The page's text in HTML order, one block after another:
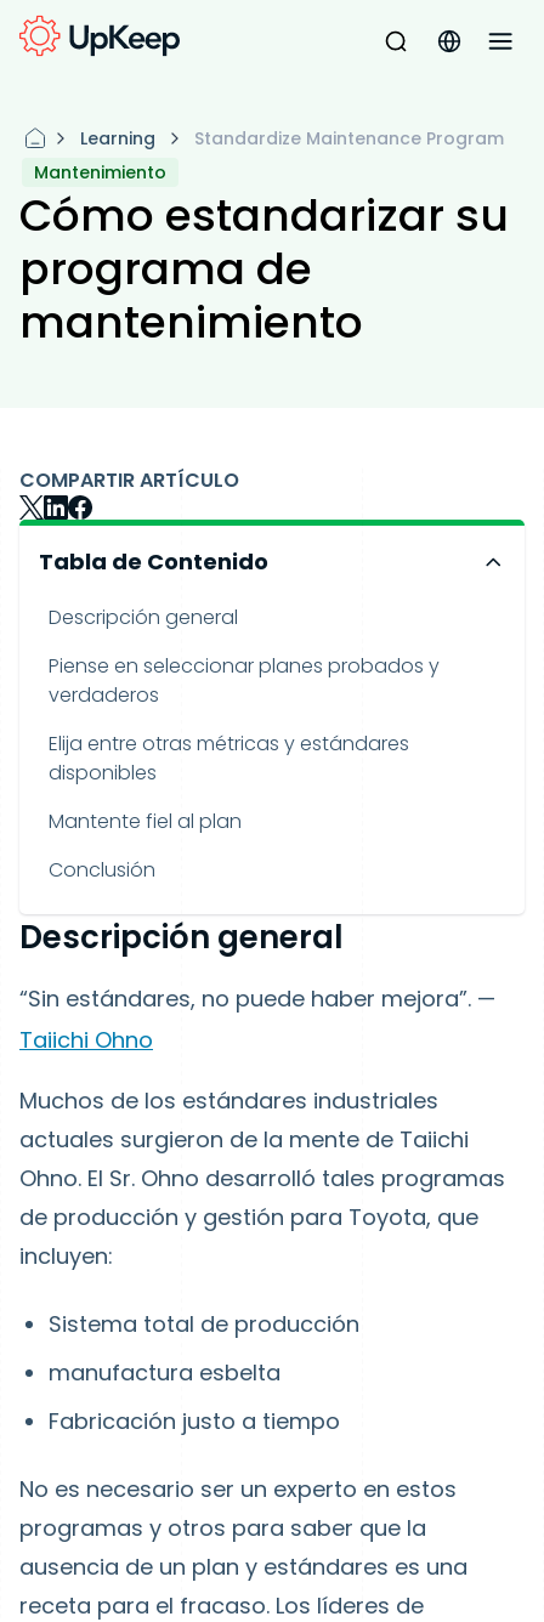
Learning
Standardize Maintenance Program
Mantenimiento
Cómo estandarizar su
programa de
mantenimiento
COMPARTIR ARTÍCULO
Tabla de Contenido
Descripción general
Piense en seleccionar planes probados y
verdaderos
Elija entre otras métricas y estándares
disponibles
Mantente fiel al plan
Conclusión
Descripción general
“Sin estándares, no puede haber mejora”. —
Taiichi Ohno
Muchos de los estándares industriales
actuales surgieron de la mente de Taiichi
Ohno. El Sr. Ohno desarrolló tales programas
de producción y gestión para Toyota, que
incluyen:
Sistema total de producción
manufactura esbelta
Fabricación justo a tiempo
No es necesario ser un experto en estos
programas y otros para saber que la
ausencia de un plan y estándares es una
receta para el fracaso. Los líderes de